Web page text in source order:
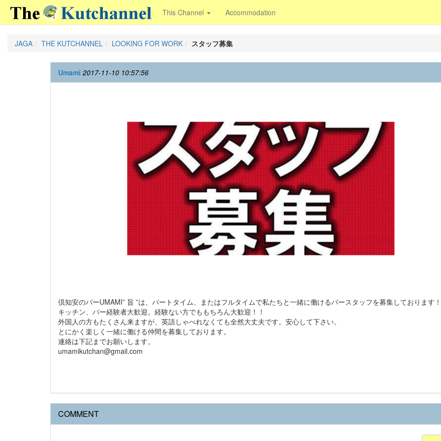
This Channel Accommodation
JAGA THE KUTCHANNEL LOOKING FOR WORK スタッフ募集
Umami 2017-11-10 10:57:56
倶知安のバーUMAMI” 旨 ”は、パートタイム、またはフルタイムで私たちと一緒に働けるバースタッフを募集しております
キッチン、バー経験者大歓迎。経験ない方でももちろん大歓迎！！
外国人の方もたくさん来ますが、英語しゃべれなくても全然大丈夫です。安心して下さい。
とにかく楽しく一緒に働ける仲間を募集しております。
連絡は下記までお願いします。
umamikutchan@gmail.com
COMMENT